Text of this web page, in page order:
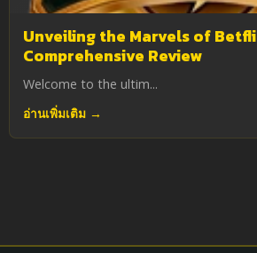
Unveiling the Marvels of
Comprehensive Review
Welcome to the ultim...
อ่านเพิ่มเติม →